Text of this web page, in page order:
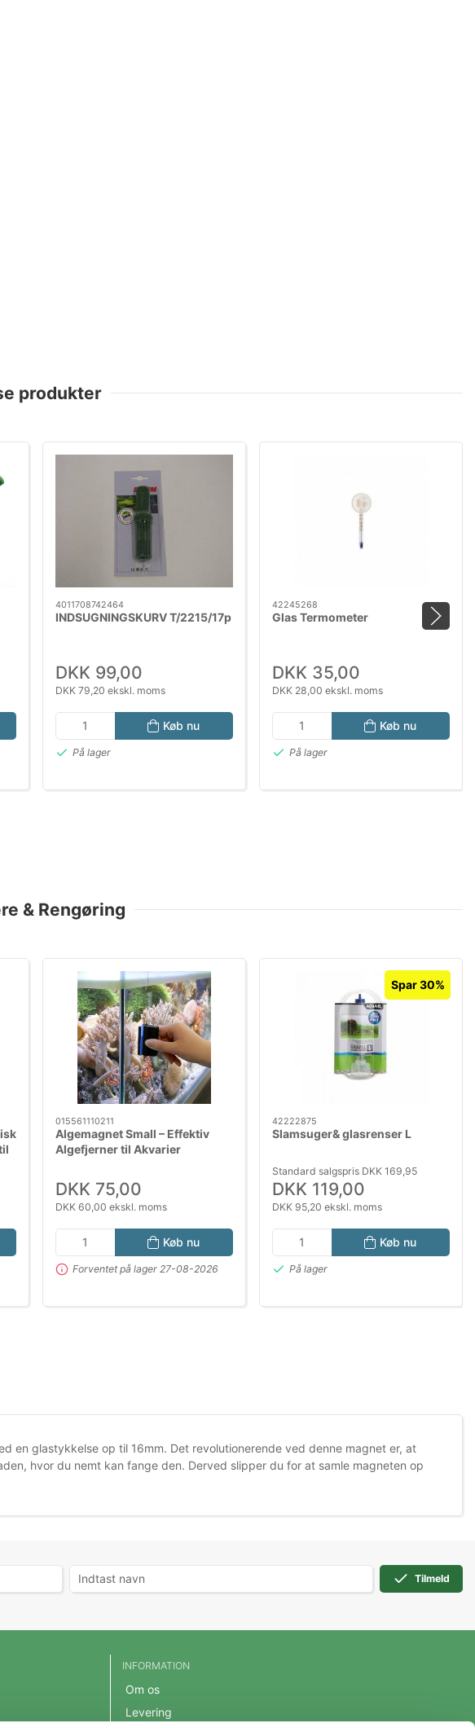
produkter
4011708742464
INDSUGNINGSKURV T/2215/17p
DKK 99,00
DKK 79,20 ekskl. moms
Køb nu
På lager
42245268
Glas Termometer
DKK 35,00
DKK 28,00 ekskl. moms
Køb nu
På lager
& Rengøring
015561110211
Algemagnet Small – Effektiv
Algefjerner til Akvarier
DKK 75,00
DKK 60,00 ekskl. moms
Køb nu
Forventet på lager 27-08-2026
Spar 30%
42222875
Slamsuger& glasrenser L
Standard salgspris DKK 169,95
DKK 119,00
DKK 95,20 ekskl. moms
Køb nu
På lager
en glastykkelse op til 16mm. Det revolutionerende ved denne magnet er, at
hvor du nemt kan fange den. Derved slipper du for at samle magneten op
Tilmeld
INFORMATION
Om os
Levering